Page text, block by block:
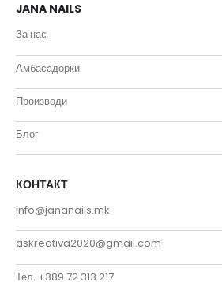
JANA NAILS
За нас
Амбасадорки
Производи
Блог
КОНТАКТ
info@jananails.mk
askreativa2020@gmail.com
Тел. +389 72 313 217